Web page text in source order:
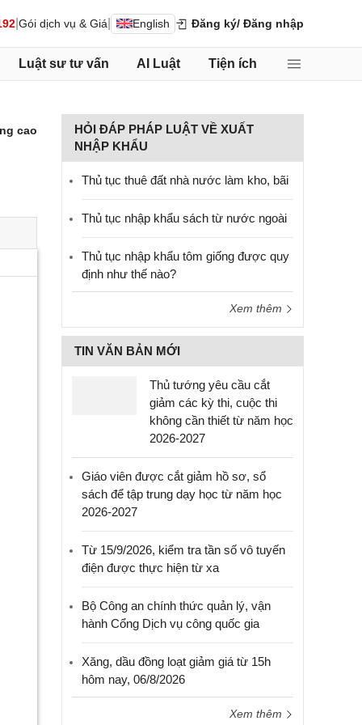
Gói dịch vụ & Giá English Đăng ký/ Đăng nhập
Luật sư tư vấn AI Luật Tiện ích
cao
HỎI ĐÁP PHÁP LUẬT VỀ XUẤT
NHẬP KHẨU
Thủ tục thuê đất nhà nước làm kho, bãi
Thủ tục nhập khẩu sách từ nước ngoài
Thủ tục nhập khẩu tôm giống được quy
định như thế nào?
Xem thêm
TIN VĂN BẢN MỚI
Thủ tướng yêu cầu cắt
giảm các kỳ thi, cuộc thi
không cần thiết từ năm học
2026-2027
Giáo viên được cắt giảm hồ sơ, sổ
sách để tập trung dạy học từ năm học
2026-2027
Từ 15/9/2026, kiểm tra tần số vô tuyến
điện được thực hiện từ xa
Bộ Công an chính thức quản lý, vận
hành Cổng Dịch vụ công quốc gia
Xăng, dầu đồng loạt giảm giá từ 15h
hôm nay, 06/8/2026
Xem thêm